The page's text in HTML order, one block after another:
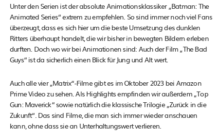
Unter den Serien ist der absolute Animationsklassiker „Batman: The
Animated Series“ extrem zu empfehlen. So sind immer noch viel Fans
überzeugt, dass es sich hier um die beste Umsetzung des dunklen
Ritters überhaupt handelt, die wir bisher in bewegten Bildern erleben
durften. Doch wo wir bei Animationen sind: Auch der Film „The Bad
Guys“ ist da sicherlich einen Blick für Jung und Alt wert.
Auch alle vier „Matrix“-Filme gibt es im Oktober 2023 bei Amazon
Prime Video zu sehen. Als Highlights empfinden wir außerdem „Top
Gun: Maverick“ sowie natürlich die klassische Trilogie „Zurück in die
Zukunft“. Das sind Filme, die man sich immer wieder anschauen
kann, ohne dass sie an Unterhaltungswert verlieren.